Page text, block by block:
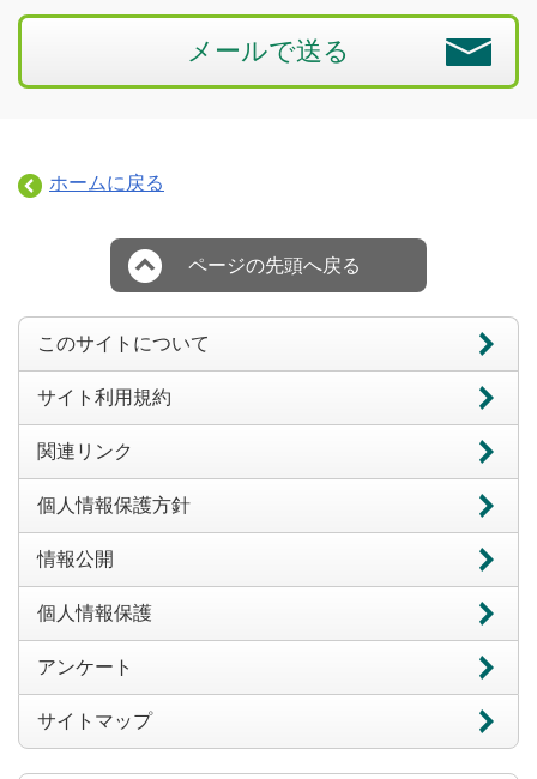
メールで送る
ホームに戻る
ページの先頭へ戻る
このサイトについて
サイト利用規約
関連リンク
個人情報保護方針
情報公開
個人情報保護
アンケート
サイトマップ